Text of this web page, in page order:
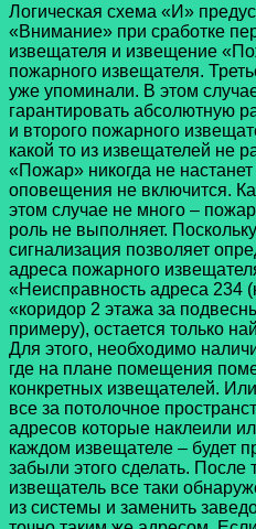
Логическая схема «И»
«Внимание» при сработке
извещателя и извещение
пожарного извещателя.
уже упоминали. В этом
гарантировать абсолютную
и второго пожарного
какой то из извещателей не
«Пожар» никогда не
оповещения не включится.
этом случае не много –
роль не выполняет.
сигнализация позволяет
адреса пожарного
«Неисправность адреса 234
«коридор 2 этажа за
примеру), остается только
Для этого, необходимо
где на плане помещения
конкретных извещателей.
все за потолочное
адресов которые наклеили
каждом извещателе – будет
забыли этого сделать. После
извещатель все таки
из системы и заменить